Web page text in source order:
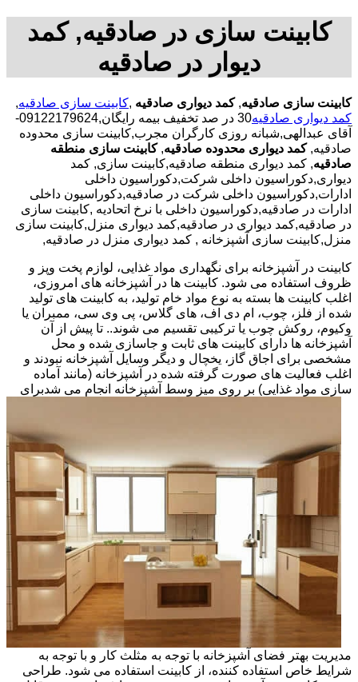
کابینت سازی در صادقیه, کمد
دیوار در صادقیه
کابینت سازی صادقیه,کمد دیواری صادقیه ,کابینت سازی صادقیه,
کمد دیواری صادقیه
30 در صد تخفیف بیمه رایگان,09122179624-
آقای عبدالهی,شبانه روزی کارگران مجرب,کابینت سازی محدوده
صادقیه,کمد دیواری محدوده صادقیه, کابینت سازی منطقه
صادقیه, کمد دیواری منطقه صادقیه,کابینت سازی, کمد
دیواری,دکوراسیون داخلی شرکت,دکوراسیون داخلی
ادارات,دکوراسیون داخلی شرکت در صادقیه,دکوراسیون داخلی
ادارات در صادقیه,دکوراسیون داخلی با نرخ اتحادیه ,کابینت سازی
در صادقیه,کمد دیواری در صادقیه,کمد دیواری منزل,کابینت سازی
منزل,کابینت سازی آشپزخانه , کمد دیواری منزل در صادقیه,
کابینت در آشپزخانه برای نگهداری مواد غذایی، لوازم پخت وپز و
ظروف استفاده می شود. کابینت ها در آشپزخانه های امروزی،
اغلب کابینت ها بسته به نوع مواد خام تولید، به کابینت های تولید
شده از فلز، چوب، ام دی اف، های گلاس، پی وی سی، ممبران یا
وکیوم، روکش چوب یا ترکیبی تقسیم می شوند.. تا پیش از آن
آشپزخانه ها دارای کابینت های ثابت و جاسازی شده و محل
مشخصی برای اجاق گاز، یخچال و دیگر وسایل آشپزخانه نبودند و
اغلب فعالیت های صورت گرفته شده در آشپزخانه (مانند آماده
سازی مواد غذایی) بر روی میز وسط آشپزخانه انجام می شدبرای
مدیریت بهتر فضای آشپزخانه با توجه به مثلث کار و با توجه به
شرایط خاص استفاده کننده، از کابینت استفاده می شود. طراحی